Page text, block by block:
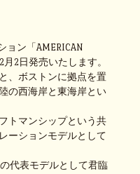
ョン「AMERICAN
月2日発売いたします。
、ボストンに拠点を置
の西海岸と東海岸とい
トマンシップという共
ーションモデルとして
代表モデルとして君臨